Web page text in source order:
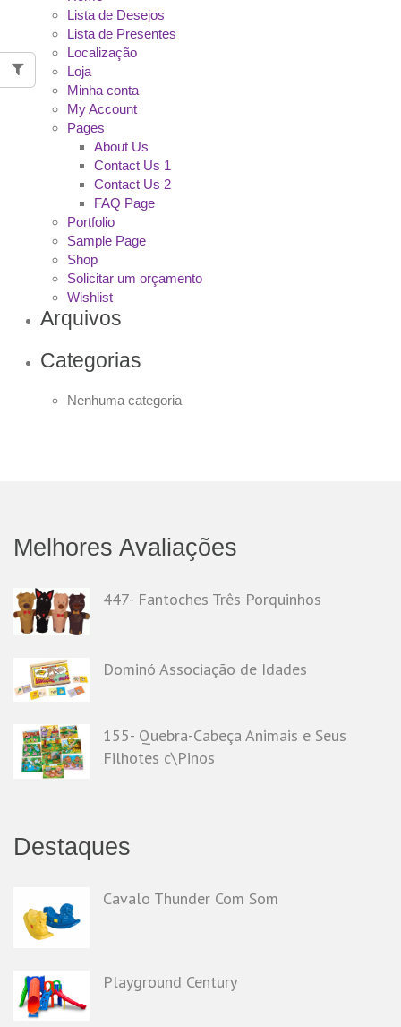
Lista de Desejos
Lista de Presentes
Localização
Loja
Minha conta
My Account
Pages
About Us
Contact Us 1
Contact Us 2
FAQ Page
Portfolio
Sample Page
Shop
Solicitar um orçamento
Wishlist
Arquivos
Categorias
Nenhuma categoria
Melhores Avaliações
447- Fantoches Três Porquinhos
Dominó Associação de Idades
155- Quebra-Cabeça Animais e Seus
Filhotes c\Pinos
Destaques
Cavalo Thunder Com Som
Playground Century